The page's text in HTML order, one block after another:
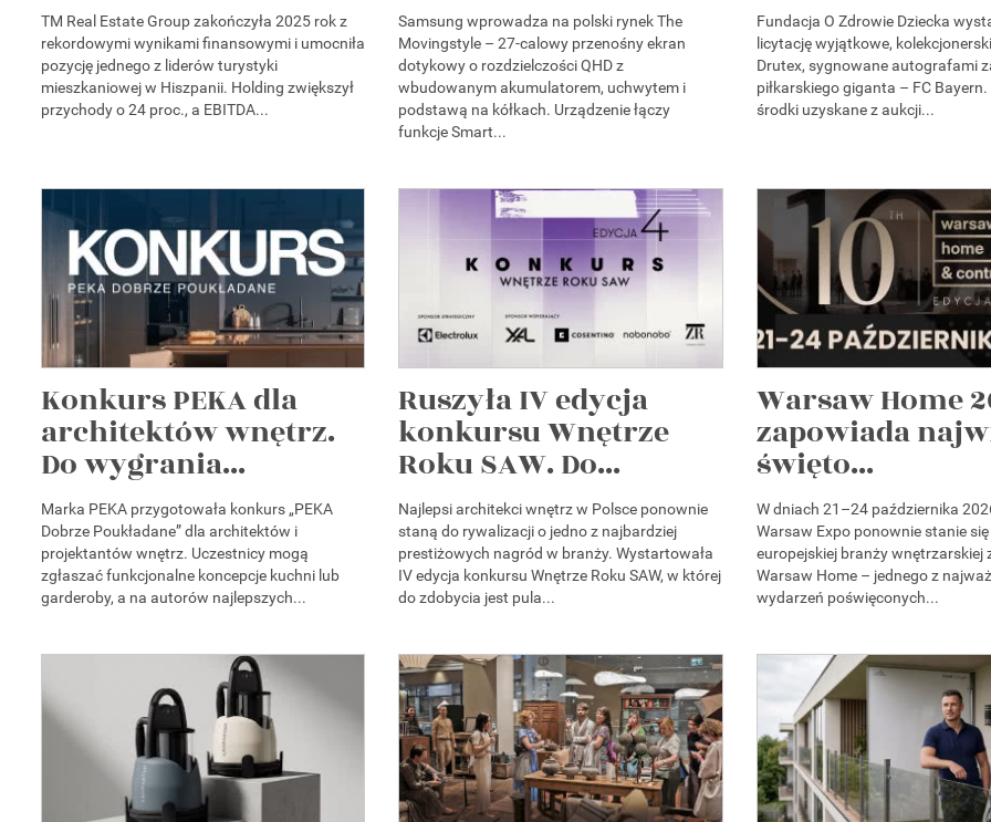
TM Real Estate Group zakończyła 2025 rok z
rekordowymi wynikami finansowymi i umocniła
pozycję jednego z liderów turystyki
mieszkaniowej w Hiszpanii. Holding zwiększył
przychody o 24 proc., a EBITDA...
Samsung wprowadza na polski rynek The
Movingstyle – 27-calowy przenośny ekran
dotykowy o rozdzielczości QHD z
wbudowanym akumulatorem, uchwytem i
podstawą na kółkach. Urządzenie łączy
funkcje Smart...
Fundacja O Zdrowie Dziecka
licytację wyjątkowe,
Drutex, sygnowane autografami
piłkarskiego giganta – FC
środki uzyskane z aukcji...
Konkurs PEKA dla
architektów wnętrz.
Do wygrania...
Marka PEKA przygotowała konkurs „PEKA
Dobrze Poukładane” dla architektów i
projektantów wnętrz. Uczestnicy mogą
zgłaszać funkcjonalne koncepcje kuchni lub
garderoby, a na autorów najlepszych...
Ruszyła IV edycja
konkursu Wnętrze
Roku SAW. Do...
Najlepsi architekci wnętrz w Polsce ponownie
staną do rywalizacji o jedno z najbardziej
prestiżowych nagród w branży. Wystartowała
IV edycja konkursu Wnętrze Roku SAW, w której
do zdobycia jest pula...
Warsaw Home
zapowiada
święto...
W dniach 21–24 października
Warsaw Expo ponownie stanie
europejskiej branży wnętrzarskiej
Warsaw Home – jednego z
wydarzeń poświęconych...